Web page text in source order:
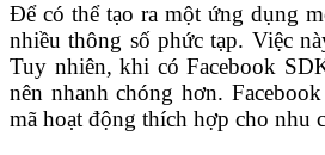
Để có thể tạo ra một ứng dụng
nhiều thông số phức tạp. Việc
Tuy nhiên, khi có Facebook
nên nhanh chóng hơn.
mã hoạt động thích hợp cho nhu